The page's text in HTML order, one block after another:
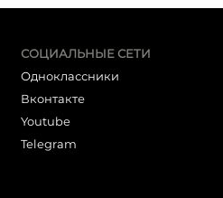
СОЦИАЛЬНЫЕ СЕТИ
Одноклассники
Вконтакте
Youtube
Telegram